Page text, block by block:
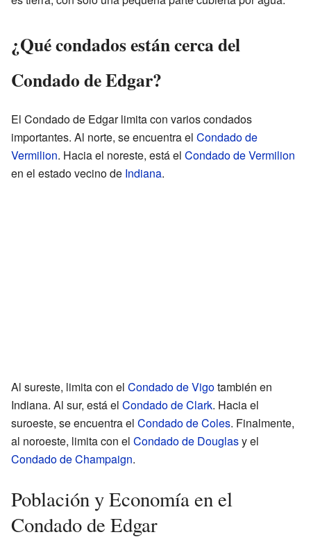
¿Qué condados están cerca del
Condado de Edgar?
El Condado de Edgar limita con varios condados
importantes. Al norte, se encuentra el Condado de
Vermilion. Hacia el noreste, está el Condado de Vermilion
en el estado vecino de Indiana.
Al sureste, limita con el Condado de Vigotambién en
Indiana. Al sur, está el Condado de Clark. Hacia el
suroeste, se encuentra el Condado de Coles. Finalmente,
al noroeste, limita con el Condado de Douglasy el
Condado de Champaign.
Población y Economía en el
Condado de Edgar